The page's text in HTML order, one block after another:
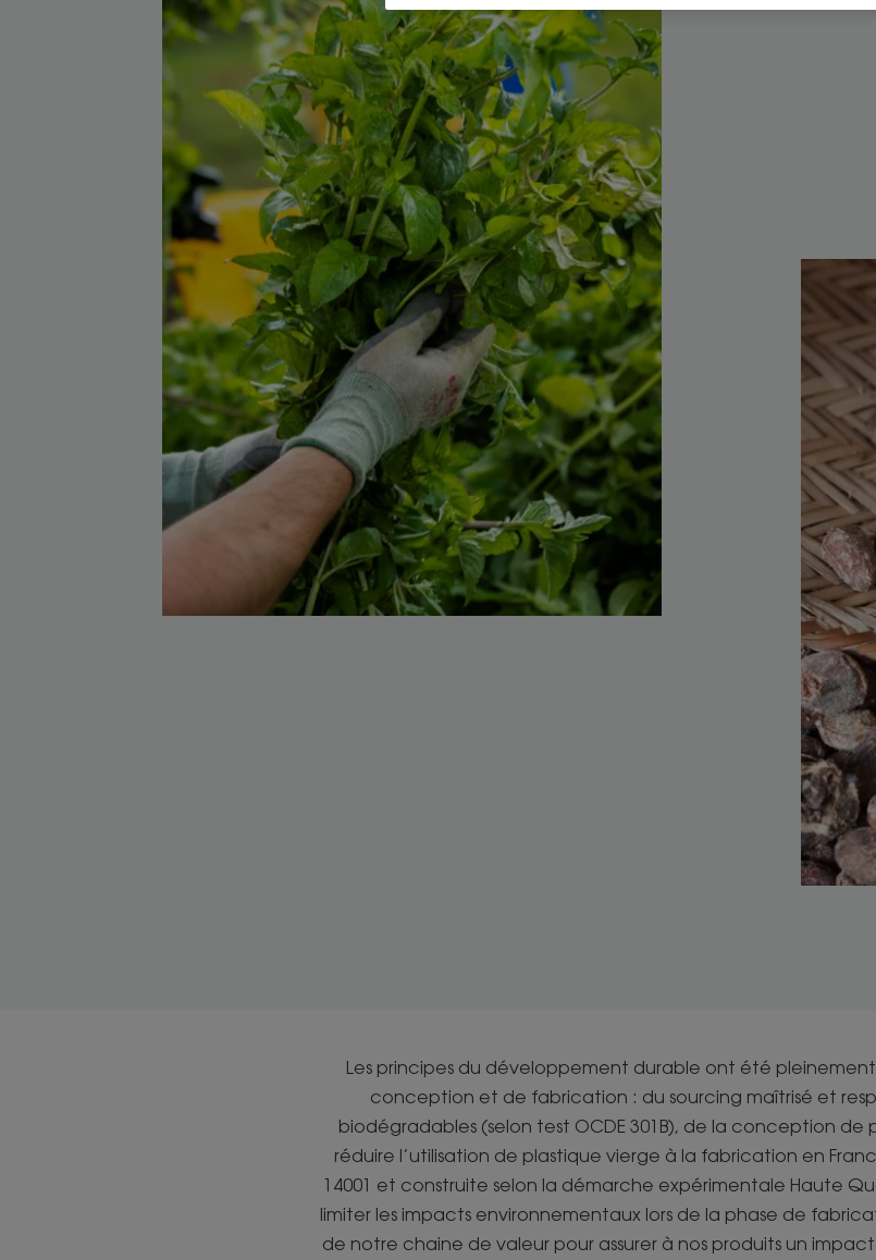
Les principes du développement durable ont été pleinement
conception et de fabrication : du sourcing maîtrisé et
biodégradables (selon test OCDE 301B), de la conception
réduire l’utilisation de plastique vierge à la fabrication en
14001 et construite selon la démarche expérimentale Haute
limiter les impacts environnementaux lors de la phase de
de notre chaine de valeur pour assurer à nos produits un